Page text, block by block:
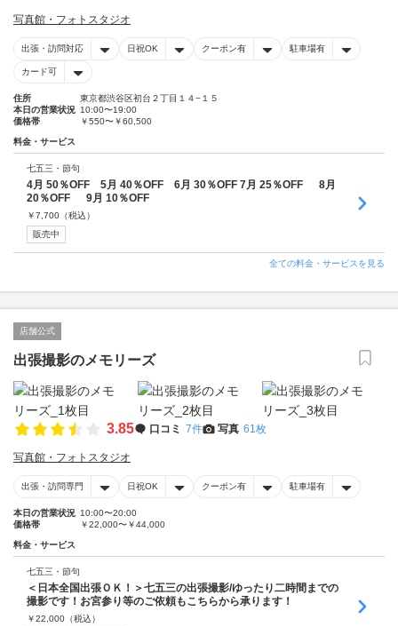
写真館・フォトスタジオ
出張・訪問対応 日祝OK クーポン有 駐車場有
カード可
住所
東京都渋谷区初台２丁目１４−１５
本日の営業状況 10:00〜19:00
価格帯
￥550〜￥60,500
料金・サービス
七五三・節句
4月 50％OFF 5月 40％OFF 6月 30％OFF 7月 25％OFF 8月
20％OFF 9月 10％OFF
￥7,700 （税込）
販売中
全ての料金・サービスを見る
店舗公式
出張撮影のメモリーズ
3.85 口コミ 7件 写真 61枚
写真館・フォトスタジオ
出張・訪問専門 日祝OK クーポン有 駐車場有
本日の営業状況 10:00〜20:00
価格帯
￥22,000〜￥44,000
料金・サービス
七五三・節句
＜日本全国出張ＯＫ！＞七五三の出張撮影/ゆったり二時間までの
撮影です！お宮参り等のご依頼もこちらから承ります！
￥22,000 （税込）